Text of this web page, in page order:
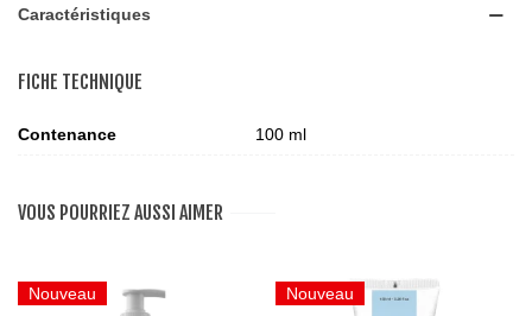
Caractéristiques
FICHE TECHNIQUE
Contenance 100 ml
VOUS POURRIEZ AUSSI AIMER
Nouveau Nouveau